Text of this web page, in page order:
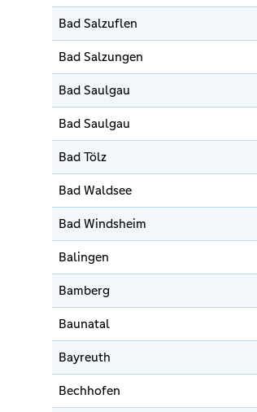
Bad Salzuflen
Bad Salzungen
Bad Saulgau
Bad Saulgau
Bad Tölz
Bad Waldsee
Bad Windsheim
Balingen
Bamberg
Baunatal
Bayreuth
Bechhofen